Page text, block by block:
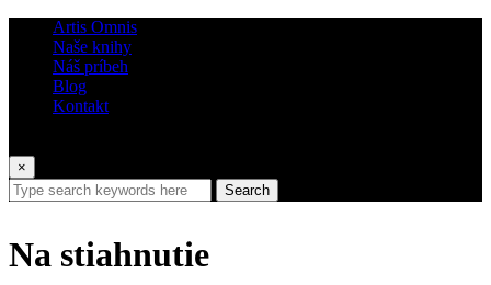
Artis Omnis
Naše knihy
Náš príbeh
Blog
Kontakt
×
Search
Na stiahnutie